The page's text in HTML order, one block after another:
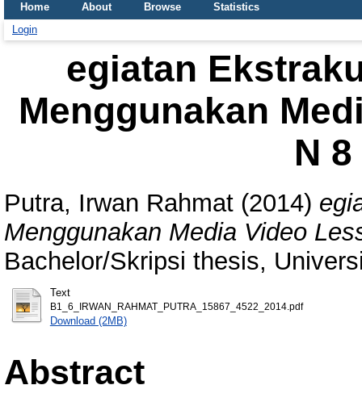
Home About Browse
Statistics
Login
egiatan
Menggunakan
N
Putra, Irwan Rahmat (2014)
Menggunakan Media Video
Bachelor/Skripsi thesis,
Text
B1_6_IRWAN_RAHMAT_PUTRA_15867_4522_2014.pdf
Download (2MB)
Abstract